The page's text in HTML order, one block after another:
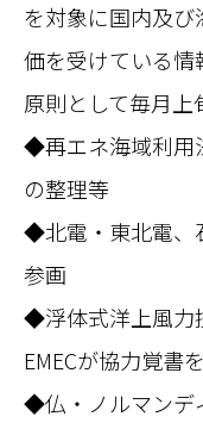
を対象に国内及
価を受けている情
原則として毎月上
◆再エネ海域利用
の整理等
◆北電・東北電、
参画
◆浮体式洋上風力
EMECが協力覚書
◆仏・ノルマンデ